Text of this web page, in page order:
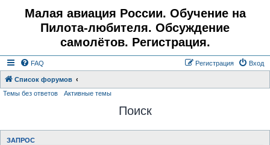
Малая авиация России. Обучение на
Пилота-любителя. Обсуждение
самолётов. Регистрация.
FAQ Вход
Регистрация
Список форумов
Темы без ответов
Активные темы
Поиск
ЗАПРОС